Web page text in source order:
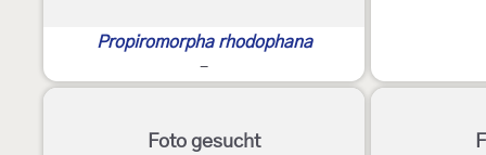
Propiromorpha rhodophana
-
Foto gesucht